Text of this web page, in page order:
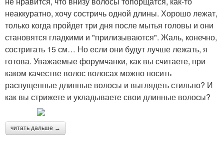
неаккуратно, хочу состричь одной длины. Хорошо лежат,
только когда пройдет три дня после мытья головы и они
становятся гладкими и "прилизываются". Жаль, конечно,
состригать 15 см… Но если они будут лучше лежать, я
готова. Уважаемые форумчанки, как вы считаете, при
каком качестве волос волосах можно носить
распущенные длинные волосы и выглядеть стильно? И
как вы стрижете и укладываете свои длинные волосы?
читать дальше →